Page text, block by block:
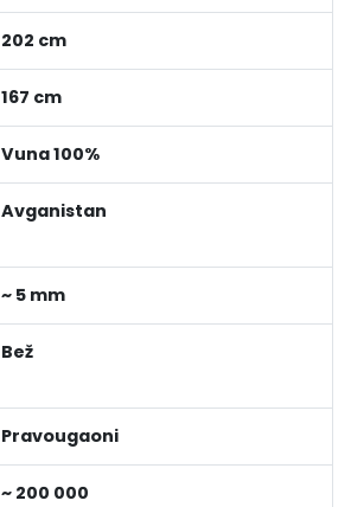
202 cm
167 cm
Vuna 100%
Avganistan
~ 5 mm
Bež
Pravougaoni
~ 200 000